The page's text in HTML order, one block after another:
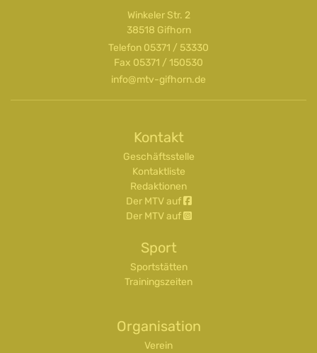
Winkeler Str. 2
38518 Gifhorn
Telefon 05371 / 53330
Fax 05371 / 150530
info@mtv-gifhorn.de
Kontakt
Geschäftsstelle
Kontaktliste
Redaktionen
Der MTV auf
Der MTV auf
Sport
Sportstätten
Trainingszeiten
Organisation
Verein